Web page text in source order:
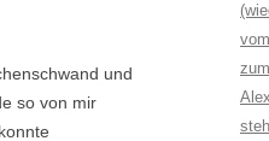
und
so von mir